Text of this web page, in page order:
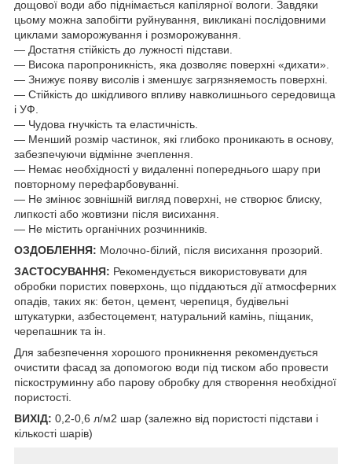
дощової води або піднімається капілярної вологи. Завдяки
цьому можна запобігти руйнування, викликані послідовними
циклами заморожування і розморожування.
— Достатня стійкість до лужності підстави.
— Висока паропроникність, яка дозволяє поверхні «дихати».
— Знижує появу висолів і зменшує загрязняемость поверхні.
— Стійкість до шкідливого впливу навколишнього середовища
і УФ.
— Чудова гнучкість та еластичність.
— Менший розмір частинок, які глибоко проникають в основу,
забезпечуючи відмінне зчеплення.
— Немає необхідності у видаленні попереднього шару при
повторному перефарбовуванні.
— Не змінює зовнішній вигляд поверхні, не створює блиску,
липкості або жовтизни після висихання.
— Не містить органічних розчинників.
ОЗДОБЛЕННЯ: Молочно-білий, після висихання прозорий.
ЗАСТОСУВАННЯ: Рекомендується використовувати для
обробки пористих поверхонь, що піддаються дії атмосферних
опадів, таких як: бетон, цемент, черепиця, будівельні
штукатурки, азбестоцемент, натуральний камінь, піщаник,
черепашник та ін.
Для забезпечення хорошого проникнення рекомендується
очистити фасад за допомогою води під тиском або провести
піскоструминну або парову обробку для створення необхідної
пористості.
ВИХІД: 0,2-0,6 л/м2 шар (залежно від пористості підстави і
кількості шарів)